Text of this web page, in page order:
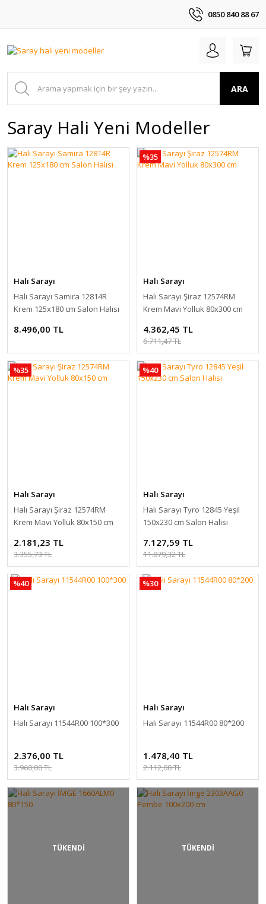
0850 840 88 67
ARA
Saray Hali Yeni Modeller
Halı Sarayı
Halı Sarayı Samira 12814R
Krem 125x180 cm Salon Halısı
8.496,00 TL
%35
Halı Sarayı
Halı Sarayı Şiraz 12574RM
Krem Mavi Yolluk 80x300 cm
4.362,45 TL
6.711,47 TL
%35
Halı Sarayı
Halı Sarayı Şiraz 12574RM
Krem Mavi Yolluk 80x150 cm
2.181,23 TL
3.355,73 TL
%40
Halı Sarayı
Halı Sarayı Tyro 12845 Yeşil
150x230 cm Salon Halısı
7.127,59 TL
11.879,32 TL
%40
Halı Sarayı
Halı Sarayı 11544R00 100*300
2.376,00 TL
3.960,00 TL
%30
Halı Sarayı
Halı Sarayı 11544R00 80*200
1.478,40 TL
2.112,00 TL
TÜKENDİ TÜKENDİ